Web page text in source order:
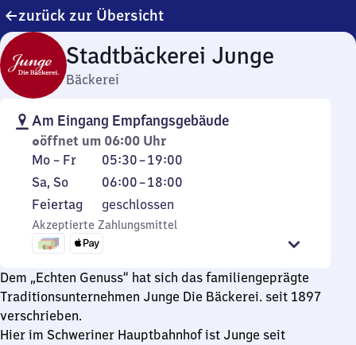
zurück zur Übersicht
Stadtbäckerei Junge
Bäckerei
Am Eingang Empfangsgebäude
öffnet um 06:00 Uhr
Montag
bis
Freitag
Mo – Fr 05:30–19:00
Von
5
30
bis
19
Uhr
Samstag
und
Sonntag
Sa, So 06:00–18:00
Von
6
Uhr
bis
18
Uhr
Feiertag
Feiertag geschlossen
Akzeptierte Zahlungsmittel
Dem „Echten Genuss“ hat sich das familiengeprägte
Traditionsunternehmen Junge Die Bäckerei. seit 1897
verschrieben.
Hier im Schweriner Hauptbahnhof ist Junge seit